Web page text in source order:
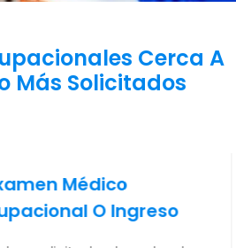
Cerca A
Más Solicitados